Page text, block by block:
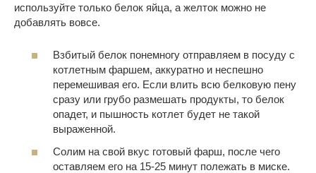
используйте только белок яйца, а желток можно не
добавлять вовсе.
Взбитый белок понемногу отправляем в посуду с
котлетным фаршем, аккуратно и неспешно
перемешивая его. Если влить всю белковую пену
сразу или грубо размешать продукты, то белок
опадет, и пышность котлет будет не такой
выраженной.
Солим на свой вкус готовый фарш, после чего
оставляем его на 15-25 минут полежать в миске.